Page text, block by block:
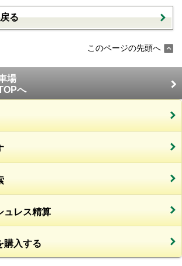
る
このページの先頭へ
場
へ
ュレス精算
購入する